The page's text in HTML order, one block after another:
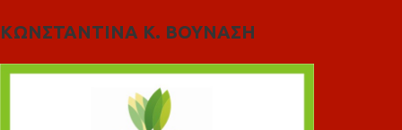
ΚΩΝΣΤΑΝΤΙΝΑ Κ. ΒΟΥΝΑΣΗ